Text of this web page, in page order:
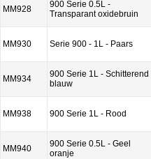
MM928
900 Serie 0.5L -
Transparant oxidebruin
MM930 Serie 900 - 1L - Paars
MM934
900 Serie 1L - Schitterend
blauw
MM938 900 Serie 1L - Rood
MM940
900 Serie 0.5L - Geel
oranje